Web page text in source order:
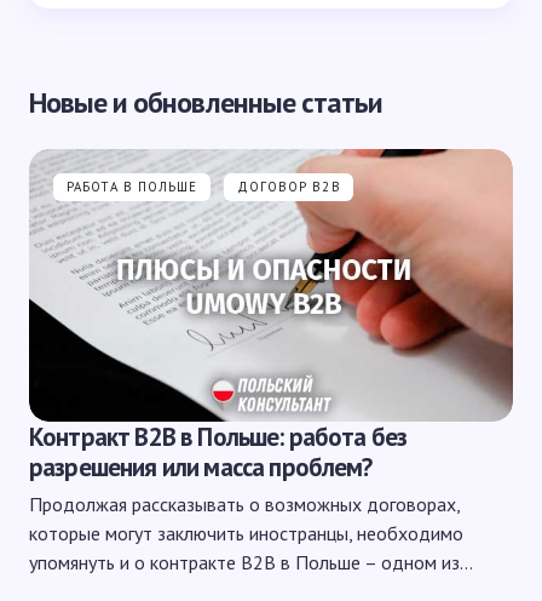
Новые и обновленные статьи
РАБОТА В ПОЛЬШЕ ДОГОВОР B2B
Контракт B2B в Польше: работа без
разрешения или масса проблем?
Продолжая рассказывать о возможных договорах,
которые могут заключить иностранцы, необходимо
упомянуть и о контракте B2B в Польше – одном из…